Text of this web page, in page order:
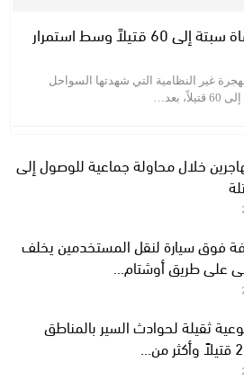
ارتفاع حصيلة ضحايا مأساة سبتة إلى 60 قتيلاً وسط استمرار
غير النظامية التي شهدتها السواحل
بعد…
9 مهاجرين خلال محاولة جماعية للوصول إلى
فوق سيارة لنقل المستخدمين يخلف
على طريق أوشتام…
ثقيلة لحوادث السير بالمناطق